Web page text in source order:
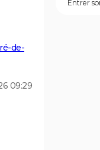
de-
09:29